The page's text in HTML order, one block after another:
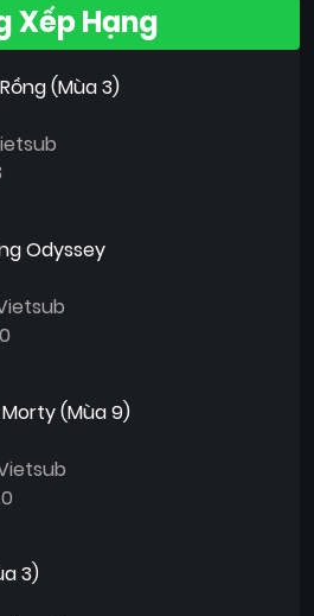
Xếp Hạng
(Mùa 3)
Odyssey
Morty (Mùa 9)
3)